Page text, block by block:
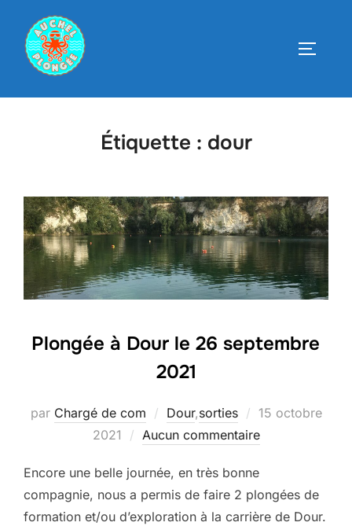
contenu
Étiquette : dour
Plongée à Dour le 26 septembre
2021
par Chargé de com Dour,sorties
Publié
le
15 octobre
2021
Aucun commentaire
Encore une belle journée, en très bonne
compagnie, nous a permis de faire 2 plongées de
formation et/ou d’exploration à la carrière de Dour.